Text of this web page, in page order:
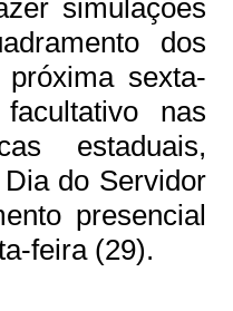
simulações
dos
sexta-
nas
estaduais,
do Servidor
presencial
feira (29).